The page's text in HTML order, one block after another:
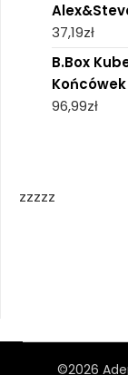
37,19zł
B.Box
96,99zł
zzzzz
©2026